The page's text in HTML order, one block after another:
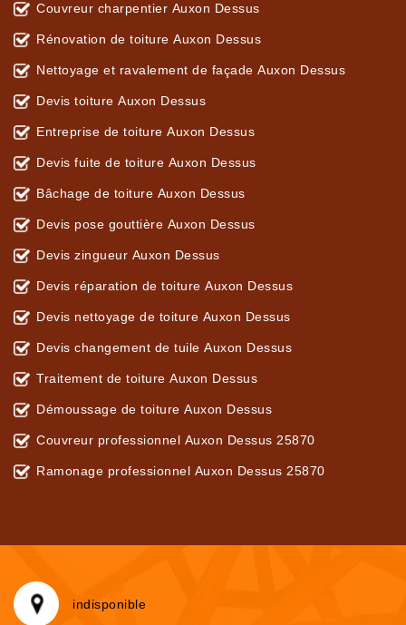
Couvreur charpentier Auxon Dessus
Rénovation de toiture Auxon Dessus
Nettoyage et ravalement de façade Auxon Dessus
Devis toiture Auxon Dessus
Entreprise de toiture Auxon Dessus
Devis fuite de toiture Auxon Dessus
Bâchage de toiture Auxon Dessus
Devis pose gouttière Auxon Dessus
Devis zingueur Auxon Dessus
Devis réparation de toiture Auxon Dessus
Devis nettoyage de toiture Auxon Dessus
Devis changement de tuile Auxon Dessus
Traitement de toiture Auxon Dessus
Démoussage de toiture Auxon Dessus
Couvreur professionnel Auxon Dessus 25870
Ramonage professionnel Auxon Dessus 25870
indisponible